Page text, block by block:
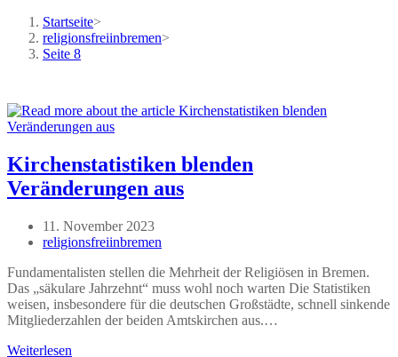
Startseite>
religionsfreiinbremen>
Seite 8
Kirchenstatistiken blenden
Veränderungen aus
Beitrag
veröffentlicht:
11. November 2023
Beitrags-
religionsfreiinbremen
Fundamentalisten stellen die Mehrheit der Religiösen in Bremen.
Das „säkulare Jahrzehnt“ muss wohl noch warten Die Statistiken
weisen, insbesondere für die deutschen Großstädte, schnell sinkende
Mitgliederzahlen der beiden Amtskirchen aus.…
Weiterlesen